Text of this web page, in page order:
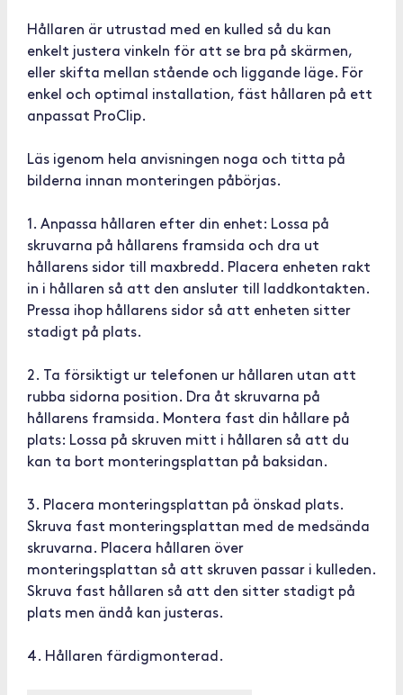
Hållaren är utrustad med en kulled så du kan
enkelt justera vinkeln för att se bra på skärmen,
eller skifta mellan stående och liggande läge. För
enkel och optimal installation, fäst hållaren på ett
anpassat ProClip.
Läs igenom hela anvisningen noga och titta på
bilderna innan monteringen påbörjas.
1. Anpassa hållaren efter din enhet: Lossa på
skruvarna på hållarens framsida och dra ut
hållarens sidor till maxbredd. Placera enheten rakt
in i hållaren så att den ansluter till laddkontakten.
Pressa ihop hållarens sidor så att enheten sitter
stadigt på plats.
2. Ta försiktigt ur telefonen ur hållaren utan att
rubba sidorna position. Dra åt skruvarna på
hållarens framsida. Montera fast din hållare på
plats: Lossa på skruven mitt i hållaren så att du
kan ta bort monteringsplattan på baksidan.
3. Placera monteringsplattan på önskad plats.
Skruva fast monteringsplattan med de medsända
skruvarna. Placera hållaren över
monteringsplattan så att skruven passar i kulleden.
Skruva fast hållaren så att den sitter stadigt på
plats men ändå kan justeras.
4. Hållaren färdigmonterad.